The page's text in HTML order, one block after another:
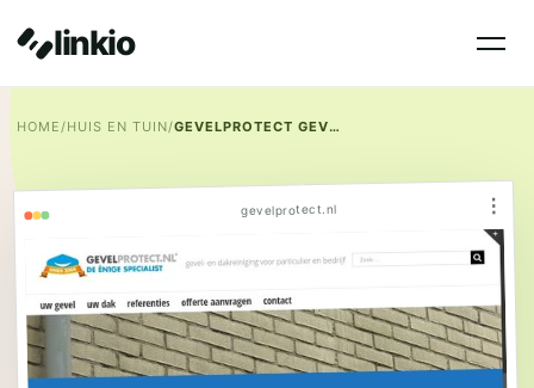
linkio
HOME/HUIS EN TUIN/ GEVELPROTECT GEVELREINIGING
gevelprotect.nl ⋮